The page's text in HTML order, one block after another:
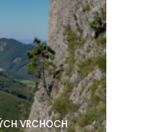
VRCHOCH